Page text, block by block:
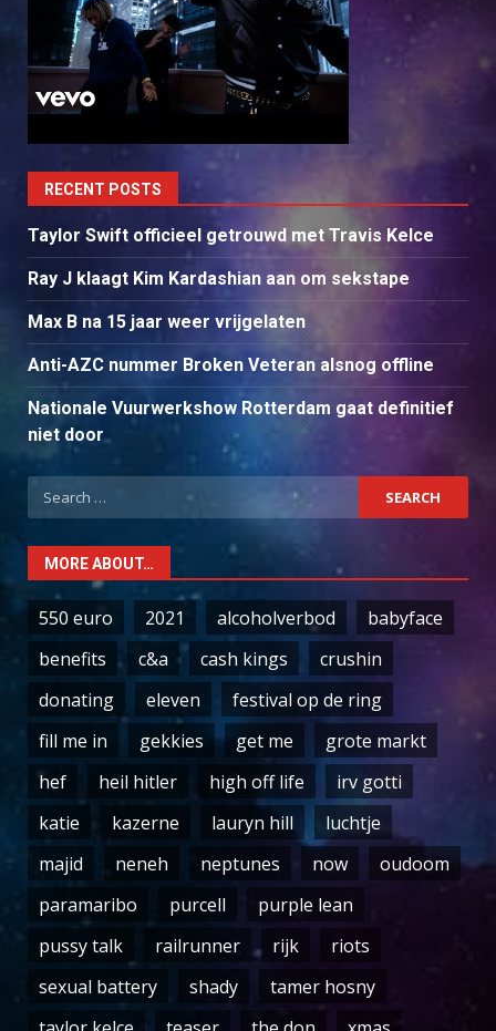
RECENT POSTS
Taylor Swift officieel getrouwd met Travis Kelce
Ray J klaagt Kim Kardashian aan om sekstape
Max B na 15 jaar weer vrijgelaten
Anti-AZC nummer Broken Veteran alsnog offline
Nationale Vuurwerkshow Rotterdam gaat definitief
niet door
Search
for:
MORE ABOUT…
550 euro 2021 alcoholverbod
babyface
benefits
c&a cash kings
crushin
donating
eleven
festival op de ring
fill me in
gekkies get me
grote markt
hef
heil hitler high off life
irv gotti
katie
kazerne lauryn hill
luchtje
majid
neneh neptunes now
oudoom
paramaribo
purcell
purple lean
pussy talk
railrunner rijk
riots
sexual battery
shady
tamer hosny